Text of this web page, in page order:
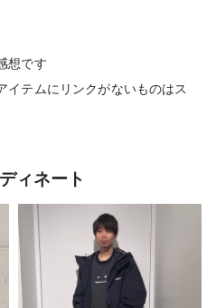
想です
テムにリンクがないものはス
ィネート